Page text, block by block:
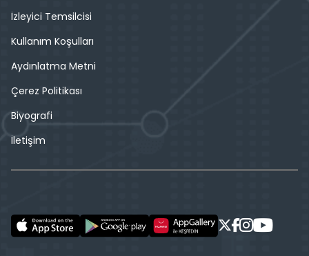
İzleyici Temsilcisi
Kullanım Koşulları
Aydınlatma Metni
Çerez Politikası
Biyografi
İletişim